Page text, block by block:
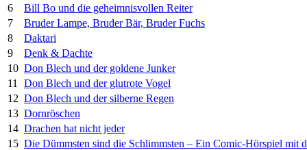
6
Bill Bo und die geheimnisvollen Reiter
7
Bruder Lampe, Bruder Bär, Bruder Fuchs
8
Daktari
9
Denk & Dachte
10 Don Blech und der goldene Junker
11
Don Blech und der glutrote Vogel
12 Don Blech und der silberne Regen
13 Dornröschen
14 Drachen hat nicht jeder
15 Die Dümmsten sind die Schlimmsten – Ein Comic-Hörspiel mit